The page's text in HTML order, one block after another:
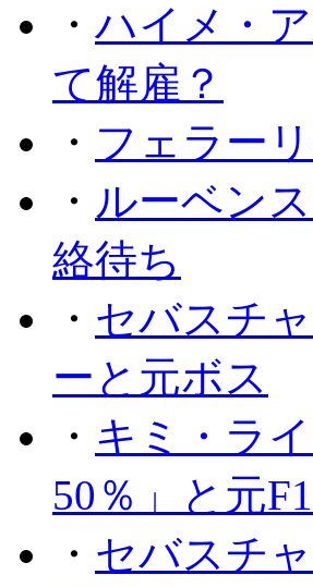
・ハイメ・
て解雇？
・ フェラー
・ ルーベン
絡待ち
・ セバスチ
ーと元ボス
・ キミ・ラ
50％」と元
・ セバスチ